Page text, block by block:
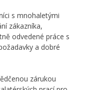
s mnohaletými
zákazníka,
odvedené práce s
a dobré
zárukou